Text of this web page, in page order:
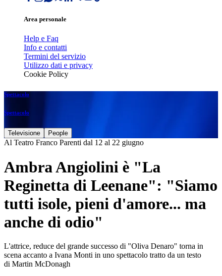
Area personale
Help e Faq
Info e contatti
Termini del servizio
Utilizzo dati e privacy
Cookie Policy
Spettacolo
Spettacolo
Televisione People
Al Teatro Franco Parenti dal 12 al 22 giugno
Ambra Angiolini è "La
Reginetta di Leenane": "Siamo
tutti isole, pieni d'amore... ma
anche di odio"
L'attrice, reduce del grande successo di "Oliva Denaro" torna in
scena accanto a Ivana Monti in uno spettacolo tratto da un testo
di Martin McDonagh